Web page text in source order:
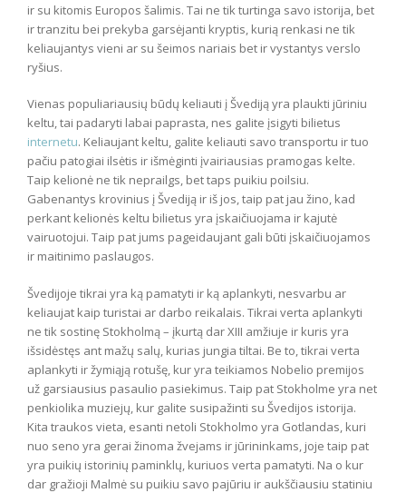
ir su kitomis Europos šalimis. Tai ne tik turtinga savo istorija, bet
ir tranzitu bei prekyba garsėjanti kryptis, kurią renkasi ne tik
keliaujantys vieni ar su šeimos nariais bet ir vystantys verslo
ryšius.
Vienas populiariausių būdų keliauti į Švediją yra plaukti jūriniu
keltu, tai padaryti labai paprasta, nes galite įsigyti bilietus
internetu. Keliaujant keltu, galite keliauti savo transportu ir tuo
pačiu patogiai ilsėtis ir išmėginti įvairiausias pramogas kelte.
Taip kelionė ne tik neprailgs, bet taps puikiu poilsiu.
Gabenantys krovinius į Švediją ir iš jos, taip pat jau žino, kad
perkant kelionės keltu bilietus yra įskaičiuojama ir kajutė
vairuotojui. Taip pat jums pageidaujant gali būti įskaičiuojamos
ir maitinimo paslaugos.
Švedijoje tikrai yra ką pamatyti ir ką aplankyti, nesvarbu ar
keliaujat kaip turistai ar darbo reikalais. Tikrai verta aplankyti
ne tik sostinę Stokholmą – įkurtą dar XIII amžiuje ir kuris yra
išsidėstęs ant mažų salų, kurias jungia tiltai. Be to, tikrai verta
aplankyti ir žymiąją rotušę, kur yra teikiamos Nobelio premijos
už garsiausius pasaulio pasiekimus. Taip pat Stokholme yra net
penkiolika muziejų, kur galite susipažinti su Švedijos istorija.
Kita traukos vieta, esanti netoli Stokholmo yra Gotlandas, kuri
nuo seno yra gerai žinoma žvejams ir jūrininkams, joje taip pat
yra puikių istorinių paminklų, kuriuos verta pamatyti. Na o kur
dar gražioji Malmė su puikiu savo pajūriu ir aukščiausiu statiniu